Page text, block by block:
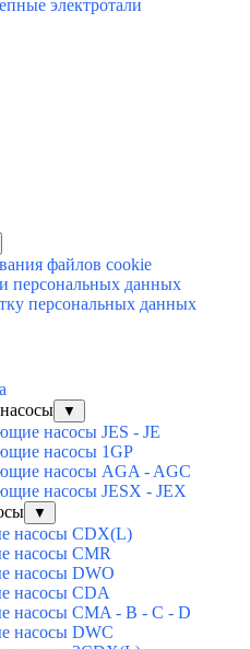
электротали
файлов cookie
персональных данных
персональных данных
▼
насосы JES - JE
насосы 1GP
насосы AGA - AGC
насосы JESX - JEX
▼
насосы CDX(L)
насосы CMR
насосы DWO
насосы CDA
насосы CMA - B - C - D
насосы DWC